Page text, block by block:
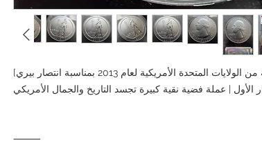
[عملة فضية تذكارية من الولايات المتحدة الأمريكية لعام 2013 بمناسبة انتصار بيري]
⸻